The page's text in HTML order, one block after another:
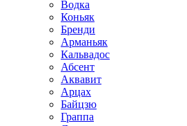
Водка
Коньяк
Бренди
Арманьяк
Кальвадос
Абсент
Аквавит
Арцах
Байцзю
Граппа